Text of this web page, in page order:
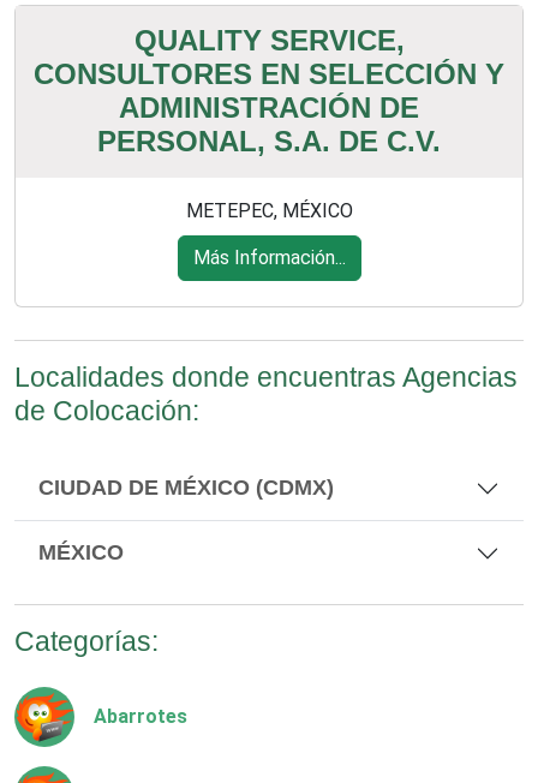
QUALITY SERVICE,
CONSULTORES EN SELECCIÓN Y
ADMINISTRACIÓN DE
PERSONAL, S.A. DE C.V.
METEPEC, MÉXICO
Más Información...
Localidades donde encuentras Agencias
de Colocación:
CIUDAD DE MÉXICO (CDMX)
MÉXICO
Categorías:
Abarrotes